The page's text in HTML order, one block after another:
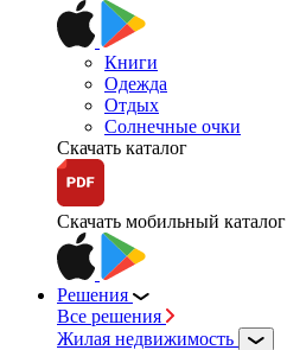
Книги
Одежда
Отдых
Солнечные очки
Скачать каталог
Скачать мобильный каталог
Решения
Все решения
Жилая недвижимость